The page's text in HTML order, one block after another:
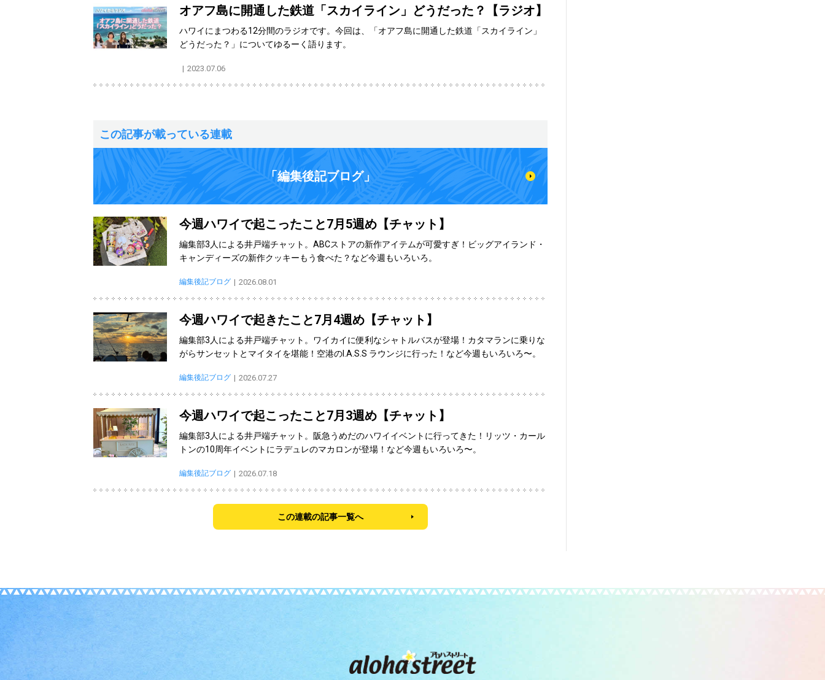
オアフ島に開通した鉄道「スカイライン」どうだった？【ラジオ】
ハワイにまつわる12分間のラジオです。今回は、「オアフ島に開通した鉄道「スカイライン」
どうだった？」についてゆるーく語ります。
2023.07.06
この記事が載っている連載
「編集後記ブログ」
今週ハワイで起こったこと7月5週め【チャット】
編集部3人による井戸端チャット。ABCストアの新作アイテムが可愛すぎ！ビッグアイランド・
キャンディーズの新作クッキーもう食べた？など今週もいろいろ。
編集後記ブログ 2026.08.01
今週ハワイで起きたこと7月4週め【チャット】
編集部3人による井戸端チャット。ワイカイに便利なシャトルバスが登場！カタマランに乗りな
がらサンセットとマイタイを堪能！空港のI.A.S.S ラウンジに行った！など今週もいろいろ〜。
編集後記ブログ 2026.07.27
今週ハワイで起こったこと7月3週め【チャット】
編集部3人による井戸端チャット。阪急うめだのハワイイベントに行ってきた！リッツ・カール
トンの10周年イベントにラデュレのマカロンが登場！など今週もいろいろ〜。
編集後記ブログ 2026.07.18
この連載の記事一覧へ